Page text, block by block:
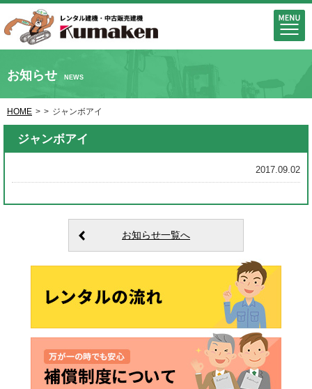
お知らせ NEWS
HOME > > ジャンボアイ
ジャンボアイ
2017.09.02
お知らせ一覧へ